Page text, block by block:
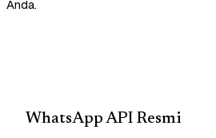
Anda.
WhatsApp API Resmi